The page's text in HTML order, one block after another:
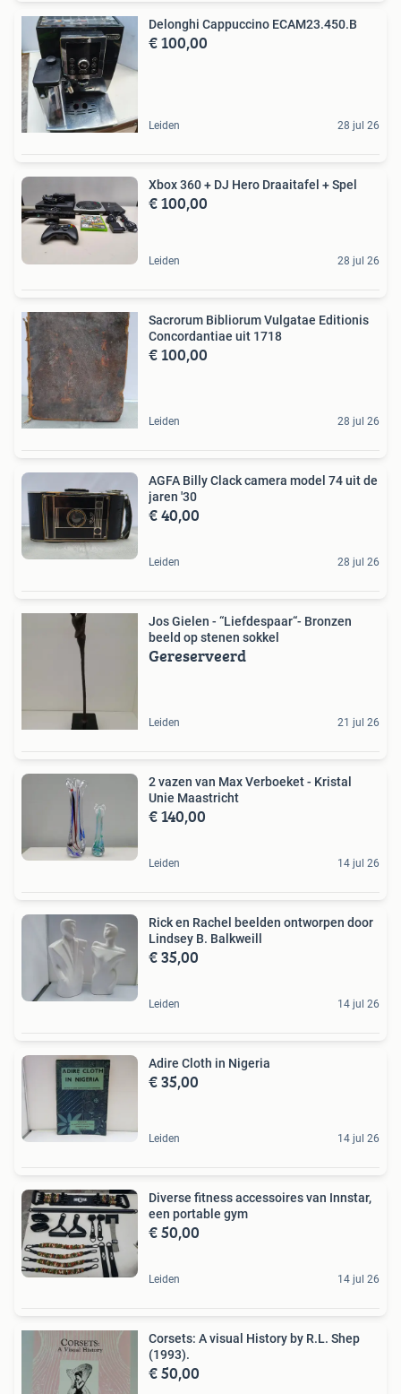
Delonghi Cappuccino ECAM23.450.B
€ 100,00
Leiden 28 jul 26
Xbox 360 + DJ Hero Draaitafel + Spel
€ 100,00
Leiden 28 jul 26
Sacrorum Bibliorum Vulgatae Editionis
Concordantiae uit 1718
€ 100,00
Leiden 28 jul 26
AGFA Billy Clack camera model 74 uit de
jaren '30
€ 40,00
Leiden 28 jul 26
Jos Gielen - “Liefdespaar“- Bronzen
beeld op stenen sokkel
Gereserveerd
Leiden 21 jul 26
2 vazen van Max Verboeket - Kristal
Unie Maastricht
€ 140,00
Leiden 14 jul 26
Rick en Rachel beelden ontworpen door
Lindsey B. Balkweill
€ 35,00
Leiden 14 jul 26
Adire Cloth in Nigeria
€ 35,00
Leiden 14 jul 26
Diverse fitness accessoires van Innstar,
een portable gym
€ 50,00
Leiden 14 jul 26
Corsets: A visual History by R.L. Shep
(1993).
€ 50,00